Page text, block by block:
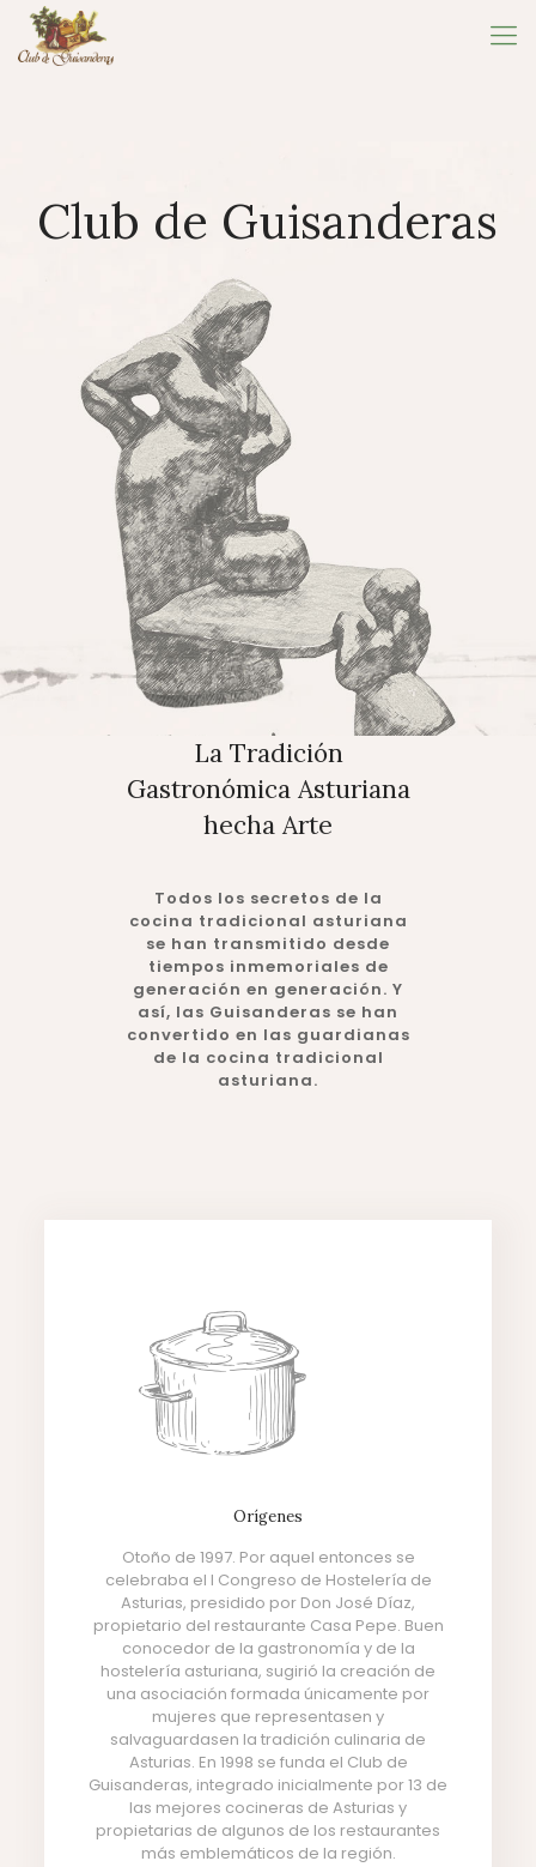
Club de Guisanderas
La Tradición
Gastronómica Asturiana
hecha Arte
Todos los secretos de la
cocina tradicional asturiana
se han transmitido desde
tiempos inmemoriales de
generación en generación. Y
así, las Guisanderas se han
convertido en las guardianas
de la cocina tradicional
asturiana.
Orígenes
Otoño de 1997. Por aquel entonces se
celebraba el I Congreso de Hostelería de
Asturias, presidido por Don José Díaz,
propietario del restaurante Casa Pepe. Buen
conocedor de la gastronomía y de la
hostelería asturiana, sugirió la creación de
una asociación formada únicamente por
mujeres que representasen y
salvaguardasen la tradición culinaria de
Asturias. En 1998 se funda el Club de
Guisanderas, integrado inicialmente por 13 de
las mejores cocineras de Asturias y
propietarias de algunos de los restaurantes
más emblemáticos de la región.